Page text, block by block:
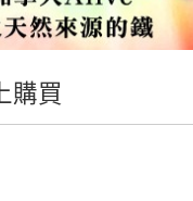
購買